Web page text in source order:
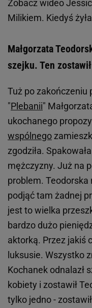
Zobacz wideo
Milikiem. Kiedyś
Małgorzata
szejku. Ten
Tuż po zakończeniu
"Plebanii"
ukochanego
wspólnego
zgodziła. Spakowała
mężczyzny. Już na
problem. Teodorska
podjąć tam żadnej
jest to wielka
bardzo dużo
aktorką. Przez jakiś
luksusie. Wszystko
Kochanek odnalazł
kobiety i zostawił
tylko jedno -